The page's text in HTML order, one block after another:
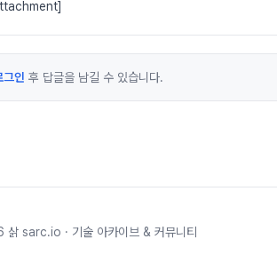
그인 후 답글을 남길 수 있습니다.
삵 sarc.io · 기술 아카이브 & 커뮤니티